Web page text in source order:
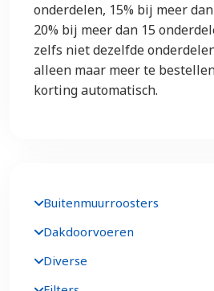
onderdelen, 15% bij meer
20% bij meer dan 15
zelfs niet dezelfde
alleen maar meer te
korting automatisch.
Buitenmuurroosters
Dakdoorvoeren
Diverse